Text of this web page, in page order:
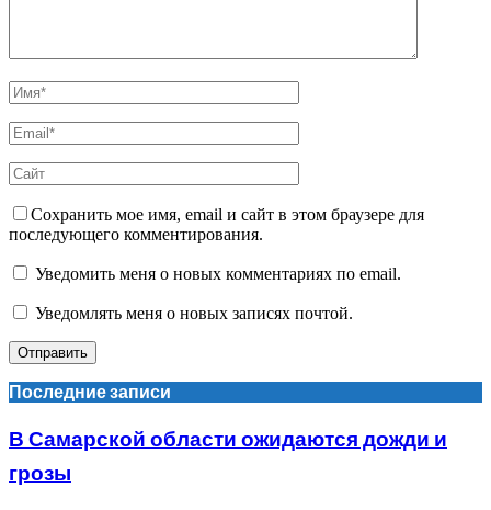
Сохранить мое имя, email и сайт в этом браузере для
последующего комментирования.
Уведомить меня о новых комментариях по email.
Уведомлять меня о новых записях почтой.
Последние записи
В Самарской области ожидаются дожди и
грозы